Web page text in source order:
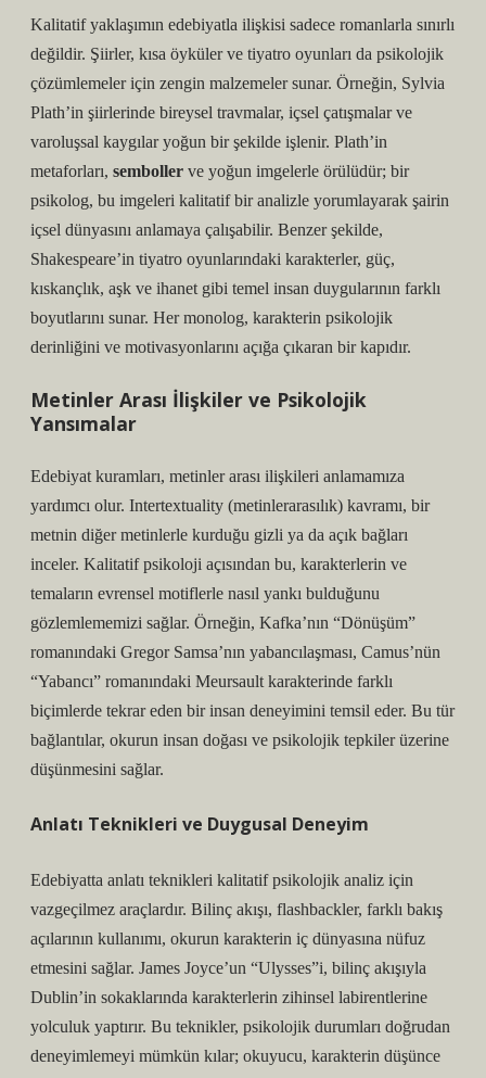
Kalitatif yaklaşımın edebiyatla ilişkisi sadece romanlarla sınırlı
değildir. Şiirler, kısa öyküler ve tiyatro oyunları da psikolojik
çözümlemeler için zengin malzemeler sunar. Örneğin, Sylvia
Plath’in şiirlerinde bireysel travmalar, içsel çatışmalar ve
varoluşsal kaygılar yoğun bir şekilde işlenir. Plath’in
metaforları, semboller ve yoğun imgelerle örülüdür; bir
psikolog, bu imgeleri kalitatif bir analizle yorumlayarak şairin
içsel dünyasını anlamaya çalışabilir. Benzer şekilde,
Shakespeare’in tiyatro oyunlarındaki karakterler, güç,
kıskançlık, aşk ve ihanet gibi temel insan duygularının farklı
boyutlarını sunar. Her monolog, karakterin psikolojik
derinliğini ve motivasyonlarını açığa çıkaran bir kapıdır.
Metinler Arası İlişkiler ve Psikolojik
Yansımalar
Edebiyat kuramları, metinler arası ilişkileri anlamamıza
yardımcı olur. Intertextuality (metinlerarasılık) kavramı, bir
metnin diğer metinlerle kurduğu gizli ya da açık bağları
inceler. Kalitatif psikoloji açısından bu, karakterlerin ve
temaların evrensel motiflerle nasıl yankı bulduğunu
gözlemlememizi sağlar. Örneğin, Kafka’nın “Dönüşüm”
romanındaki Gregor Samsa’nın yabancılaşması, Camus’nün
“Yabancı” romanındaki Meursault karakterinde farklı
biçimlerde tekrar eden bir insan deneyimini temsil eder. Bu tür
bağlantılar, okurun insan doğası ve psikolojik tepkiler üzerine
düşünmesini sağlar.
Anlatı Teknikleri ve Duygusal Deneyim
Edebiyatta anlatı teknikleri kalitatif psikolojik analiz için
vazgeçilmez araçlardır. Bilinç akışı, flashbackler, farklı bakış
açılarının kullanımı, okurun karakterin iç dünyasına nüfuz
etmesini sağlar. James Joyce’un “Ulysses”i, bilinç akışıyla
Dublin’in sokaklarında karakterlerin zihinsel labirentlerine
yolculuk yaptırır. Bu teknikler, psikolojik durumları doğrudan
deneyimlemeyi mümkün kılar; okuyucu, karakterin düşünce